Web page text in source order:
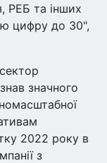
РЕБ та інших
цифру до 30",
значного
2022 року в
з